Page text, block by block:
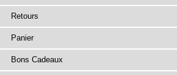
Retours
Panier
Bons Cadeaux